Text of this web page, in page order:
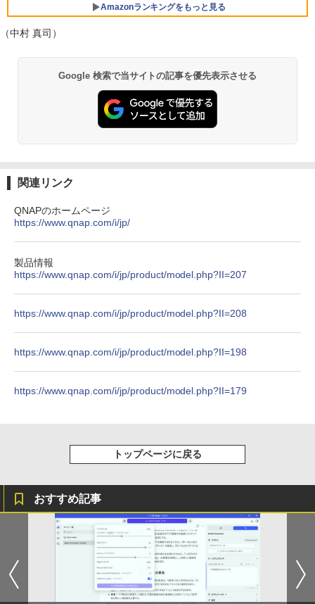
5
2-32891
￥25,278
TX1650/Intel Core i5-10500/8GB(DDR
64bit】中古/送料無料 ※沖縄、離島を除
く
￥33,000
【楽天1位！保護レザーケース付き】【タ
高画質 デュアルモニター サブモニター
リモートワーク IPS Tpye-C/mini HDMI
pc ミニPC iPhone対応
￥9,999
￥2,980
Amazonランキングをもっと見る
ンガンコミックス)
￥770
HUNTER×HUNTER モノクロ版 39 (ジャンプ
￥572
スーパーの裏でヤニ吸うふたり 9巻 (デジタル
￥810
￥594
（中村 真司）
Google 検索で当サイトの記事を優先表示させる
関連リンク
QNAPのホームページ
https://www.qnap.com/i/jp/
製品情報
https://www.qnap.com/i/jp/product/model.php?II=207
https://www.qnap.com/i/jp/product/model.php?II=208
https://www.qnap.com/i/jp/product/model.php?II=198
https://www.qnap.com/i/jp/product/model.php?II=179
トップページに戻る
おすすめ記事